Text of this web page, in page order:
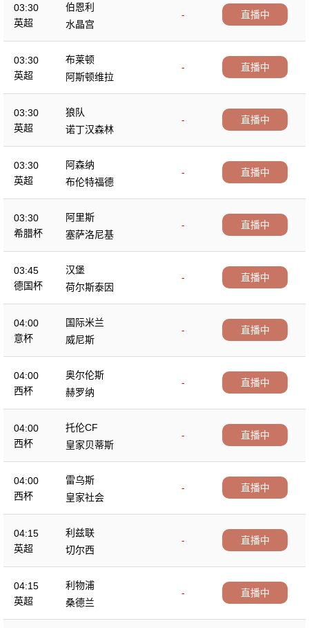
03:30
英超
伯恩利
-
水晶宫
直播中
03:30
英超
布莱顿
-
阿斯顿维拉
直播中
03:30
英超
狼队
-
诺丁汉森林
直播中
03:30
英超
阿森纳
-
布伦特福德
直播中
03:30
希腊杯
阿里斯
-
塞萨洛尼基
直播中
03:45
德国杯
汉堡
-
荷尔斯泰因
直播中
04:00
意杯
国际米兰
-
威尼斯
直播中
04:00
西杯
奥尔伦斯
-
赫罗纳
直播中
04:00
西杯
托伦CF
-
皇家贝蒂斯
直播中
04:00
西杯
雷乌斯
-
皇家社会
直播中
04:15
英超
利兹联
-
切尔西
直播中
04:15
英超
利物浦
-
桑德兰
直播中